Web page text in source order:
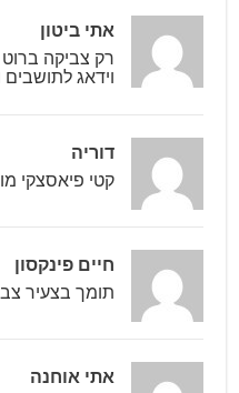
אתי ביטון
רק צביקה
וידאג
דוריה
קטי פיאסצקי
חיים פינקסון
תומך בצעיר
אתי אוחנה